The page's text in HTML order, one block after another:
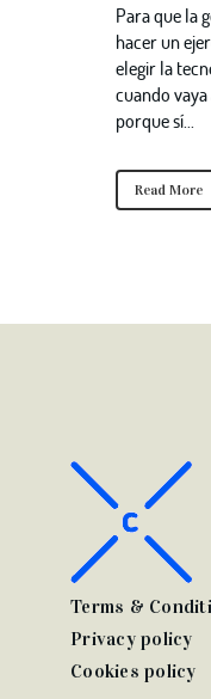
Para que la
hacer un
elegir la
cuando
porque sí...
Read More
Terms &
Privacy policy
Cookies policy